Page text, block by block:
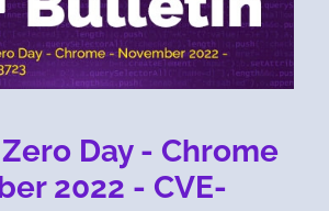
Day - Chrome
2022 - CVE-